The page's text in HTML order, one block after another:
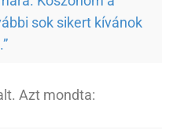
sok sikert kívánok
Azt mondta: